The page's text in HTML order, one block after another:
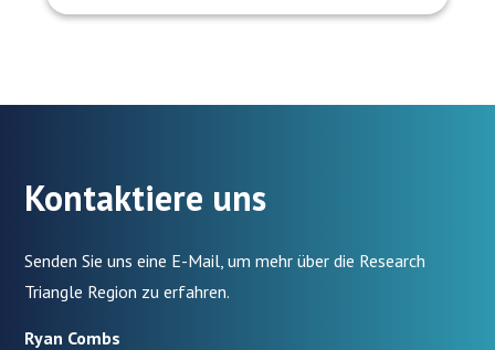
Kontaktiere uns
Senden Sie uns eine E-Mail, um mehr über die Research
Triangle Region zu erfahren.
Ryan Combs